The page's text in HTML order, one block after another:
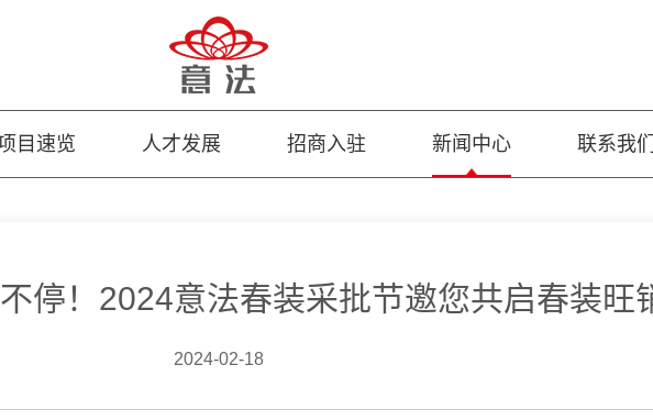
目速览 人才发展 招商入驻 新闻中心 联系我们
停！2024意法春装采批节邀您共启春装旺
2024-02-18